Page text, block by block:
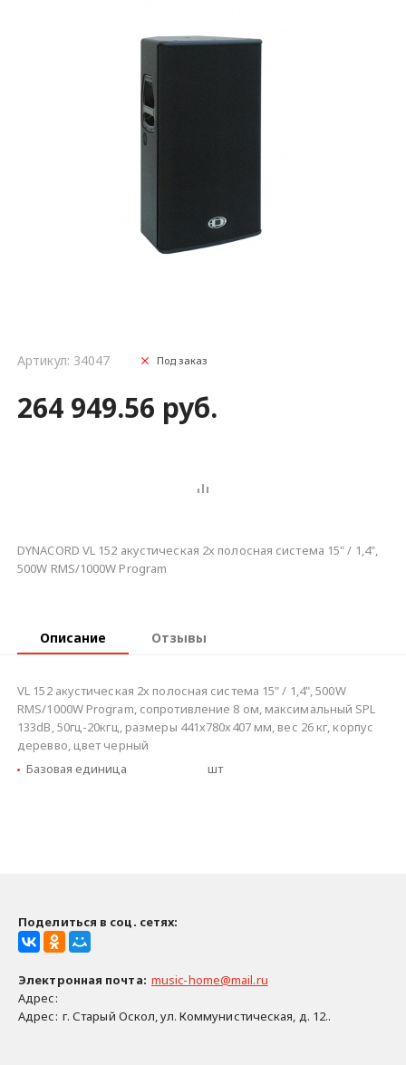
Артикул: 34047 Под заказ
264 949.56 руб.
DYNACORD VL 152 акустическая 2х полосная система 15" / 1,4",
500W RMS/1000W Program
Описание Отзывы
VL 152 акустическая 2х полосная система 15" / 1,4", 500W
RMS/1000W Program, сопротивление 8 ом, максимальный SPL
133dB, 50гц-20кгц, размеры 441х780х407 мм, вес 26 кг, корпус
деревво, цвет черный
Базовая единица
шт
Поделиться в соц. сетях:
Электронная почта: music-home@mail.ru
Адрес:
Адрес: г. Старый Оскол, ул. Коммунистическая, д. 12..